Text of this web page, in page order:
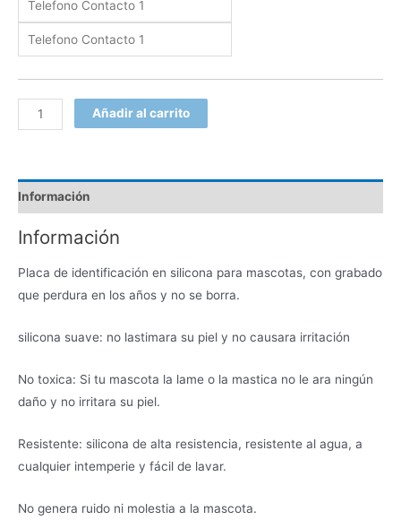
Añadir al carrito
Información
Información
Placa de identificación en silicona para mascotas, con grabado
que perdura en los años y no se borra.
silicona suave: no lastimara su piel y no causara irritación
No toxica: Si tu mascota la lame o la mastica no le ara ningún
daño y no irritara su piel.
Resistente: silicona de alta resistencia, resistente al agua, a
cualquier intemperie y fácil de lavar.
No genera ruido ni molestia a la mascota.